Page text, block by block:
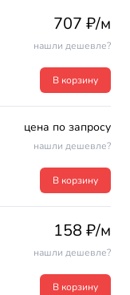
707 ₽/м
нашли дешевле?
В корзину
цена по запросу
нашли дешевле?
В корзину
158 ₽/м
нашли дешевле?
В корзину